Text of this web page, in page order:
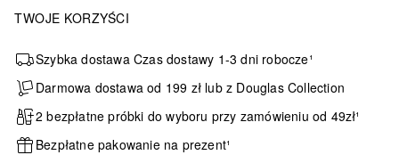
TWOJE KORZYŚCI
Szybka dostawa Czas dostawy 1-3 dni robocze¹
Darmowa dostawa od 199 zł lub z Douglas Collection
2 bezpłatne próbki do wyboru przy zamówieniu od 49zł¹
Bezpłatne pakowanie na prezent¹